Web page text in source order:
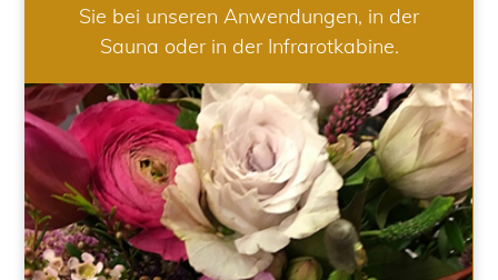
Sie bei unseren Anwendungen, in der
Sauna oder in der Infrarotkabine.